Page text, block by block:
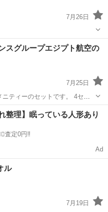
7月26日
ティグッズ ノベルティ
スグループエジプト航空の
7月25日
ティーのセットです。 4セッ
かもしれません。 1つ100円4
ルティグッズ セット
整理】眠っている人形あり
査定0円‼️
Ad
ル
7月19日